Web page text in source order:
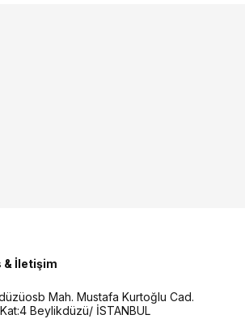
& İletişim
Mah. Mustafa Kurtoğlu Cad.
Beylikdüzü/ İSTANBUL